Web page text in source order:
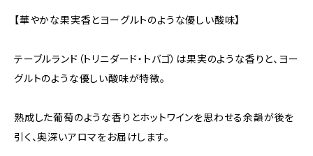
【華やかな果実香とヨーグルトのような優しい酸味】
テーブルランド（トリニダード・トバゴ）は果実のような香りと、ヨー
グルトのような優しい酸味が特徴。
熟成した葡萄のような香りとホットワインを思わせる余韻が後を
引く、奥深いアロマをお届けします。